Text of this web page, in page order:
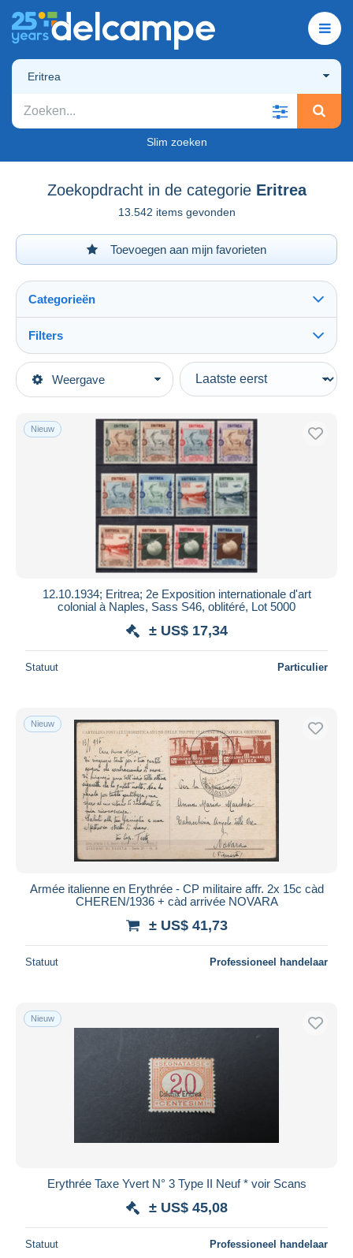
Eritrea
Slim zoeken
Zoekopdracht in de categorie Eritrea
13.542 items gevonden
Toevoegen aan mijn favorieten
Weergave
Categorieën
Topcategorieën
Europa
Kolonies en bezittingen
Filters
Type verkopen
Actief
Vaste prijs
Veiling met biedingen
Veilingen zonder biedingen
Veilinghuizen
Alle looptijden
Eindigt binnen
Prijs
Gratis levering
Betaalmiddelen
PayPal
Bankoverschrijving
Visa
Mastercard
Bancontact
Maestro
Woonplaats van de verkoper
Toepassen
Nieuw
12.10.1934; Eritrea; 2e Exposition internationale d'art
colonial à Naples, Sass S46, oblitéré, Lot 5000
± US$ 17,34
Statuut Particulier
Nieuw
Armée italienne en Erythrée - CP militaire affr. 2x 15c càd
CHEREN/1936 + càd arrivée NOVARA
± US$ 41,73
Statuut Professioneel handelaar
Nieuw
Erythrée Taxe Yvert N° 3 Type II Neuf * voir Scans
± US$ 45,08
Statuut Professioneel handelaar